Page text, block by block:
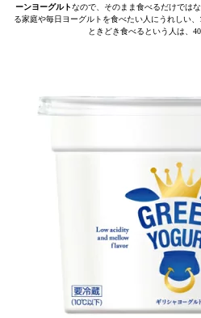
ーンヨーグルトなので、そのまま食べるだけでは
る家庭や毎日ヨーグルトを食べたい人にうれしい
ときどき食べるという人は、